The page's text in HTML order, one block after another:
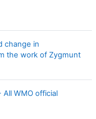
change in
the work of Zygmunt
All WMO official